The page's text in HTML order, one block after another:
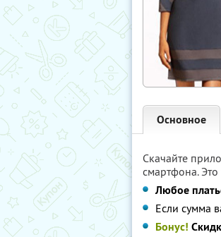
Основное
Скачайте
смартфона.
Любое
Если сумма
Бонус!